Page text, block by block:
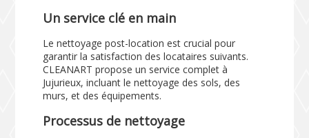
Un service clé en main
Le nettoyage post-location est crucial pour
garantir la satisfaction des locataires suivants.
CLEANART propose un service complet à
Jujurieux, incluant le nettoyage des sols, des
murs, et des équipements.
Processus de nettoyage